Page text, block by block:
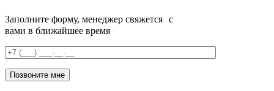
Заполните форму, менеджер свяжется с
вами в ближайшее время